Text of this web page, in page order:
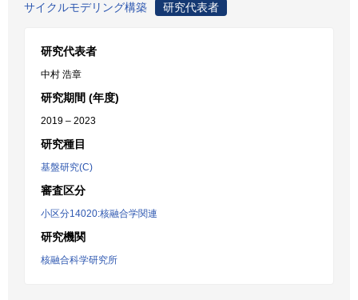
サイクルモデリング構築
研究代表者
研究代表者
中村 浩章
研究期間 (年度)
2019 – 2023
研究種目
基盤研究(C)
審査区分
小区分14020:核融合学関連
研究機関
核融合科学研究所